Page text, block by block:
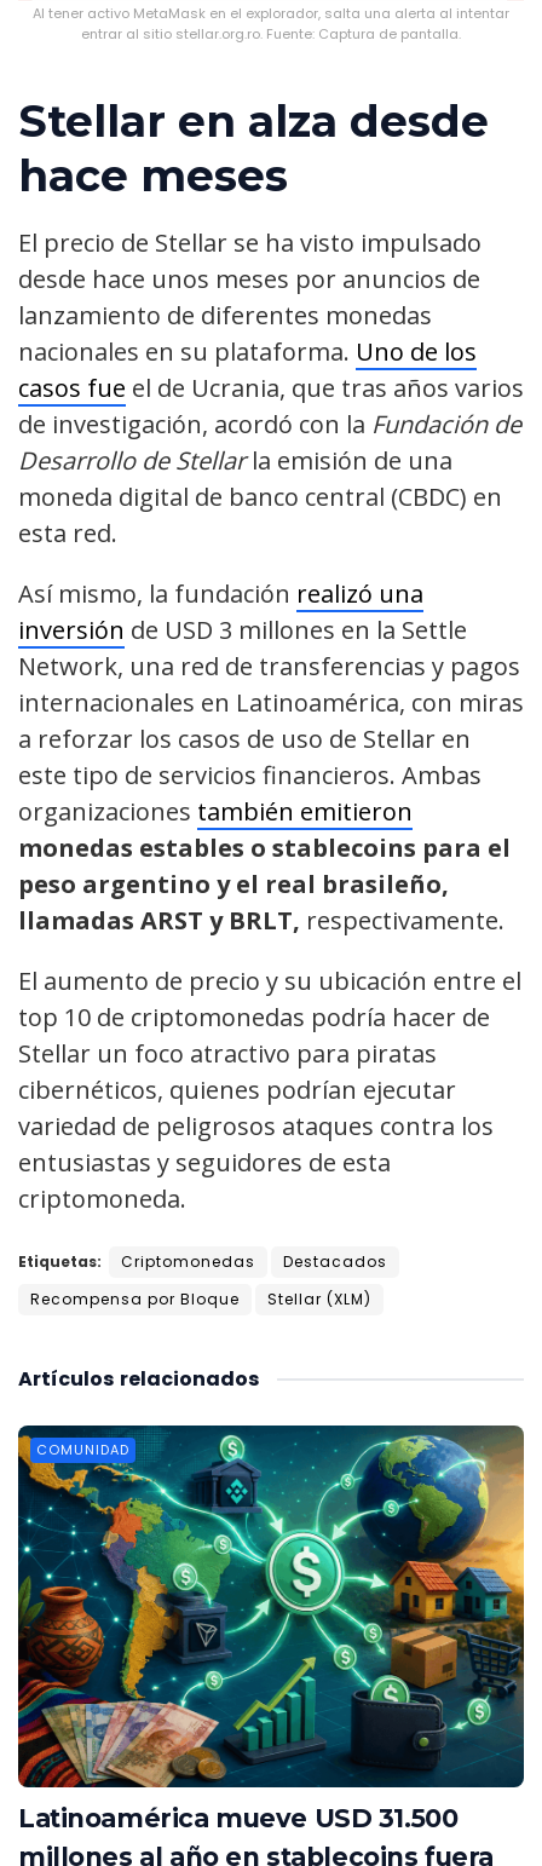
Al tener activo MetaMask en el explorador, salta una alerta al intentar
entrar al sitio stellar.org.ro. Fuente: Captura de pantalla.
Stellar en alza desde
hace meses
El precio de Stellar se ha visto impulsado
desde hace unos meses por anuncios de
lanzamiento de diferentes monedas
nacionales en su plataforma. Uno de los
casos fue el de Ucrania, que tras años varios
de investigación, acordó con la Fundación de
Desarrollo de Stellarla emisión de una
moneda digital de banco central (CBDC) en
esta red.
Así mismo, la fundación realizó una
inversión de USD 3 millones en la Settle
Network, una red de transferencias y pagos
internacionales en Latinoamérica, con miras
a reforzar los casos de uso de Stellar en
este tipo de servicios financieros. Ambas
organizaciones también emitieron
monedas estables o stablecoins para el
peso argentino y el real brasileño,
llamadas ARST y BRLT, respectivamente.
El aumento de precio y su ubicación entre el
top 10 de criptomonedas podría hacer de
Stellar un foco atractivo para piratas
cibernéticos, quienes podrían ejecutar
variedad de peligrosos ataques contra los
entusiastas y seguidores de esta
criptomoneda.
Etiquetas: Criptomonedas
Destacados
Recompensa por Bloque
Stellar (XLM)
relacionados
Artículos
COMUNIDAD
Latinoamérica mueve USD 31.500
millones al año en stablecoins fuera